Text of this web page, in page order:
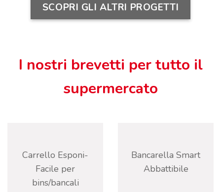
SCOPRI GLI ALTRI PROGETTI
I nostri brevetti per tutto il
supermercato
Carrello Esponi-
Facile per
bins/bancali
Bancarella Smart
Abbattibile